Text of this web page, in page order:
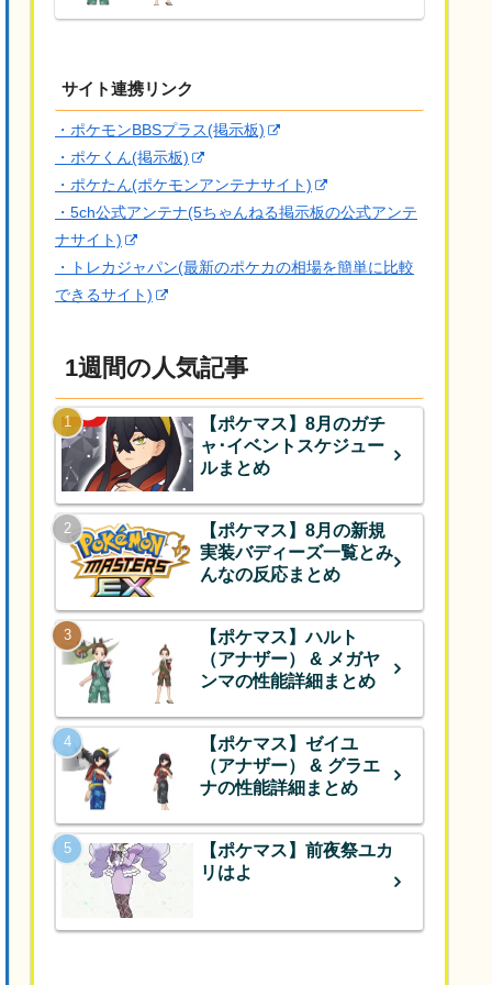
サイト連携リンク
・ポケモンBBSプラス(掲示板)
・ポケくん(掲示板)
・ポケたん(ポケモンアンテナサイト)
・5ch公式アンテナ(5ちゃんねる掲示板の公式アンテ
ナサイト)
・トレカジャパン(最新のポケカの相場を簡単に比較
できるサイト)
1週間の人気記事
【ポケマス】8月のガチ
ャ･イベントスケジュー
ルまとめ
【ポケマス】8月の新規
実装バディーズ一覧とみ
んなの反応まとめ
【ポケマス】ハルト
（アナザー） & メガヤ
ンマの性能詳細まとめ
【ポケマス】ゼイユ
（アナザー） & グラエ
ナの性能詳細まとめ
【ポケマス】前夜祭ユカ
リはよ